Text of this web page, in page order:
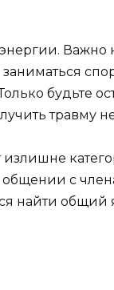
заниматься
будьте
травму
с
найти